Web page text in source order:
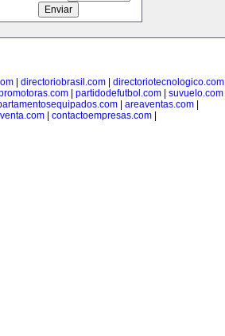
| directoriobrasil.com| directoriotecnologico.com|
partidodefutbol.com suvuelo.com
areaventas.com
contactoempresas.com